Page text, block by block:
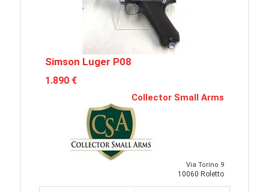
Simson Luger P08
1.890 €
Collector Small Arms
Via Torino 9
10060 Roletto